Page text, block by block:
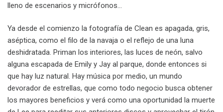
lleno de escenarios y micrófonos…
Ya desde el comienzo la fotografía de Clean es apagada, gris,
aséptica, como el filo de la navaja o el reflejo de una luna
deshidratada. Priman los interiores, las luces de neón, salvo
alguna escapada de Emily y Jay al parque, donde entonces si
que hay luz natural. Hay música por medio, un mundo
devorador de estrellas, que como todo negocio busca obtener
los mayores beneficios y verá como una oportunidad la muerte